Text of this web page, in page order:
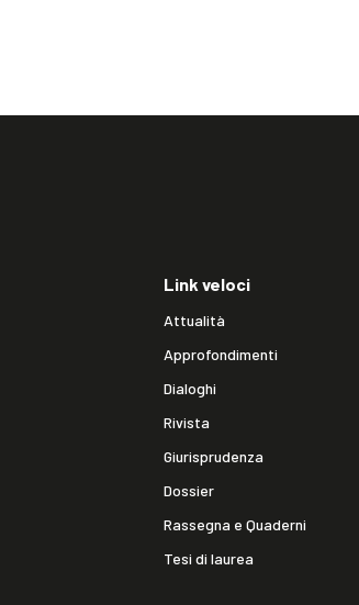
Link veloci
Attualità
Approfondimenti
Dialoghi
Rivista
Giurisprudenza
Dossier
Rassegna e Quaderni
Tesi di laurea